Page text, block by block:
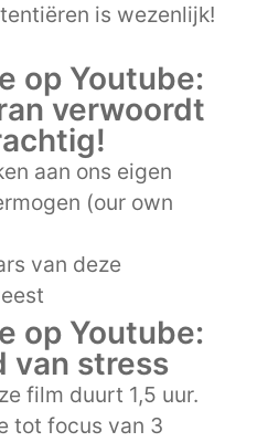
is wezenlijk!
op Youtube:
verwoordt
aan ons eigen
(our own
van deze
op Youtube:
van stress
film duurt 1,5 uur.
tot focus van 3